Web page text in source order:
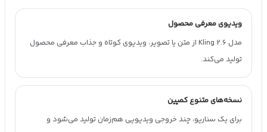
ویدیوی معرفی محصول
مدل Kling 2.6 از متن یا تصویر، ویدیوی کوتاه و جذاب معرفی محصول
تولید می‌کند.
نسخه‌های متنوع کمپین
برای یک سناریو، چند خروجی ویدیویی هم‌زمان تولید می‌شود و